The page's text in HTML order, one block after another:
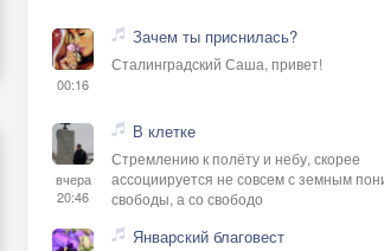
00:16
Зачем ты приснилась?
Сталинградский Саша, привет!
вчера
20:46
В клетке
Стремлению к полёту и небу, скорее
ассоциируется не совсем с земным
свободы, а со свободо
Январский благовест